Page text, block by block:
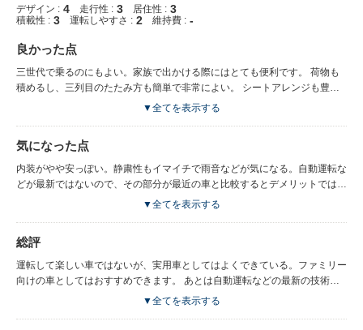
デザイン : 4 走行性 : 3 居住性 : 3
積載性 : 3 運転しやすさ : 2 維持費 : -
良かった点
三世代で乗るのにもよい。家族で出かける際にはとても便利です。 荷物も
積めるし、三列目のたたみ方も簡単で非常によい。 シートアレンジも豊富
です。家族で乗るのにはいいのではないでしょうか。5ナンバーサイズなの
列目を一番後ろまで下げるとかなり広いスペースができるので、大人でも足
を伸ばしてかなり余裕がある状態になります。実際には子供が乗っているの
ですが。。
▼全てを表示する
気になった点
内装がやや安っぽい。静粛性もイマイチで雨音などが気になる。自動運転な
どが最新ではないので、その部分が最近の車と比較するとデメリットではあ
る。 燃費についてはおおむね問題はないですが、やはりもっと燃費がよい
ススメできないですね。
▼全てを表示する
総評
運転して楽しい車ではないが、実用車としてはよくできている。ファミリー
向けの車としてはおすすめできます。 あとは自動運転などの最新の技術が
反映されるといいですが、こればかりは新しいものが出続けるので、タイミ
▼全てを表示する